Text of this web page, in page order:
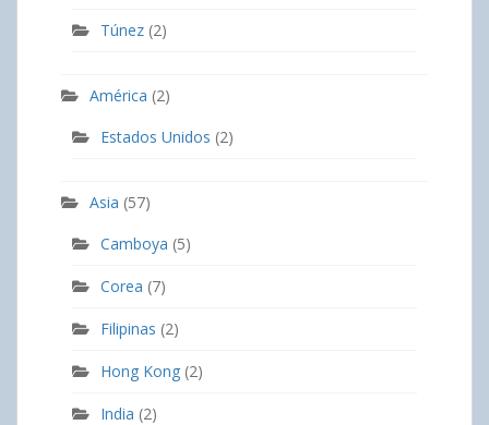
Túnez (2)
América (2)
Estados Unidos (2)
Asia (57)
Camboya (5)
Corea (7)
Filipinas (2)
Hong Kong (2)
India (2)